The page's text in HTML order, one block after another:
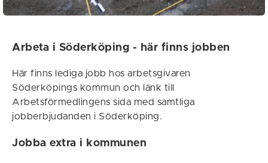
Arbeta i Söderköping - här finns jobben
Här finns lediga jobb hos arbetsgivaren
Söderköpings kommun och länk till
Arbetsförmedlingens sida med samtliga
jobberbjudanden i Söderköping.
Jobba extra i kommunen